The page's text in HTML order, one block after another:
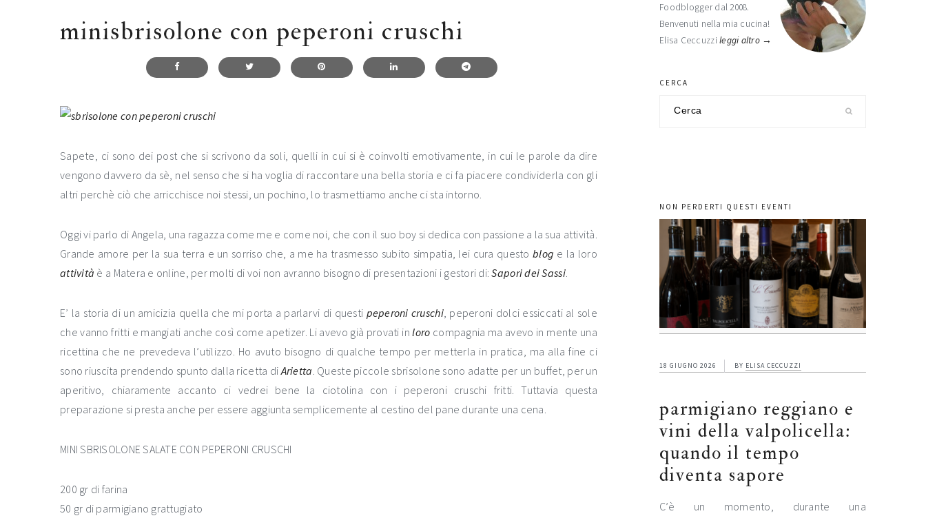
minisbrisolone con peperoni cruschi
Sapete, ci sono dei post che si scrivono da soli, quelli in cui si è coinvolti emotivamente, in cui le parole da dire
vengono davvero da sè, nel senso che si ha voglia di raccontare una bella storia e ci fa piacere condividerla con gli
altri perchè ciò che arricchisce noi stessi, un pochino, lo trasmettiamo anche ci sta intorno.
Oggi vi parlo di Angela, una ragazza come me e come noi, che con il suo boy si dedica con passione a la sua attività.
Grande amore per la sua terra e un sorriso che, a me ha trasmesso subito simpatia, lei cura questo blog e la loro
attività è a Matera e online, per molti di voi non avranno bisogno di presentazioni i gestori di:Sapori dei Sassi.
E’ la storia di un amicizia quella che mi porta a parlarvi di questi peperoni cruschi, peperoni dolci essiccati al sole
che vanno fritti e mangiati anche così come apetizer. Li avevo già provati inloro compagnia ma avevo in mente una
ricettina che ne prevedeva l’utilizzo. Ho avuto bisogno di qualche tempo per metterla in pratica, ma alla fine ci
sono riuscita prendendo spunto dalla ricetta diArietta. Queste piccole sbrisolone sono adatte per un buffet, per un
aperitivo, chiaramente accanto ci vedrei bene la ciotolina con i peperoni cruschi fritti. Tuttavia questa
preparazione si presta anche per essere aggiunta semplicemente al cestino del pane durante una cena.
MINI SBRISOLONE SALATE CON PEPERONI CRUSCHI
200 gr di farina
50 gr di parmigiano grattugiato
primaria
Foodblogger dal 2008.
Benvenuti nella mia cucina!
Elisa Ceccuzzileggi altro →
CERCA
NON PERDERTI QUESTI EVENTI
18 GIUGNO 2026 BY ELISA CECCUZZI
parmigiano reggiano e
vini della valpolicella:
quando il tempo
diventa sapore
C’è un momento, durante una